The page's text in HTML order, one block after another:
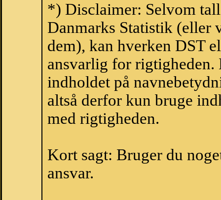
*) Disclaimer: Selvom
Danmarks Statistik (eller
dem), kan hverken DST
ansvarlig for
indholdet på
altså derfor kun bruge
med rigtigheden.
Kort sagt: Bruger du
ansvar.